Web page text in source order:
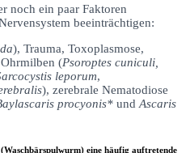
noch ein paar Faktoren
beeinträchtigen:
), Trauma, Toxoplasmose,
(Psoroptes cuniculi,
leporum,
), zerebrale Nematodiose
procyonis* und Ascaris
(Waschbärspulwurm) eine häufig auftretende